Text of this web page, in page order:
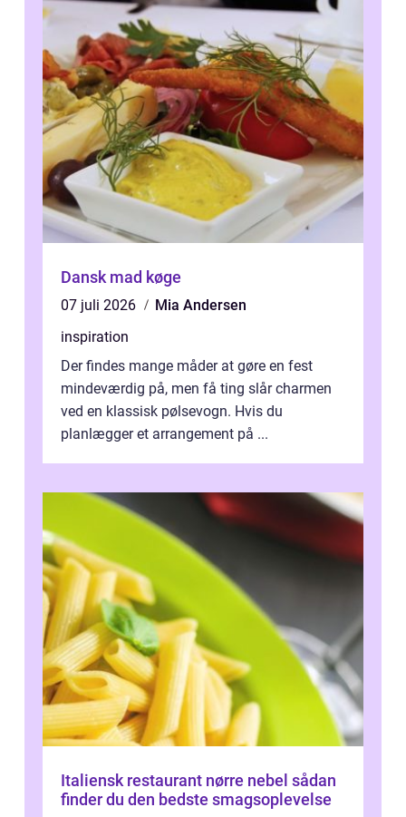
Dansk mad køge
07 juli 2026
Mia Andersen
inspiration
Der findes mange måder at gøre en fest
mindeværdig på, men få ting slår charmen
ved en klassisk pølsevogn. Hvis du
planlægger et arrangement på ...
Italiensk restaurant nørre nebel sådan
finder du den bedste smagsoplevelse